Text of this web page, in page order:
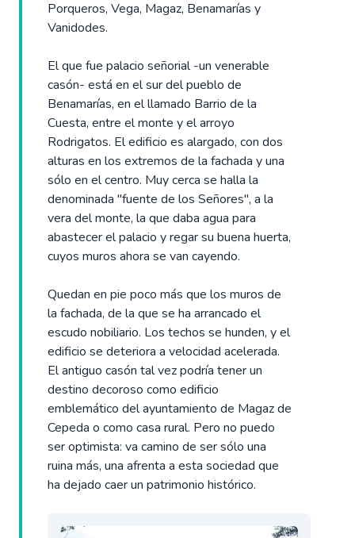
Porqueros, Vega, Magaz, Benamarías y
Vanidodes.
El que fue palacio señorial -un venerable
casón- está en el sur del pueblo de
Benamarías, en el llamado Barrio de la
Cuesta, entre el monte y el arroyo
Rodrigatos. El edificio es alargado, con dos
alturas en los extremos de la fachada y una
sólo en el centro. Muy cerca se halla la
denominada "fuente de los Señores", a la
vera del monte, la que daba agua para
abastecer el palacio y regar su buena huerta,
cuyos muros ahora se van cayendo.
Quedan en pie poco más que los muros de
la fachada, de la que se ha arrancado el
escudo nobiliario. Los techos se hunden, y el
edificio se deteriora a velocidad acelerada.
El antiguo casón tal vez podría tener un
destino decoroso como edificio
emblemático del ayuntamiento de Magaz de
Cepeda o como casa rural. Pero no puedo
ser optimista: va camino de ser sólo una
ruina más, una afrenta a esta sociedad que
ha dejado caer un patrimonio histórico.